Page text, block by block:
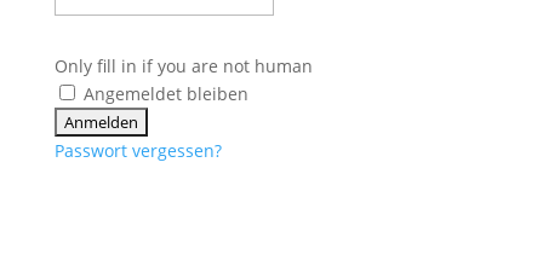
Only fill in if you are not human
Angemeldet bleiben
Passwort vergessen?